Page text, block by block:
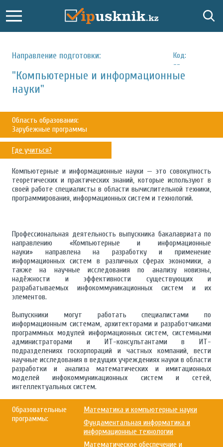
Направление подготовки:
Код:
--
"Компьютерные и информационные
науки"
Область образования:
Зарубежные программы
Где учиться?
Компьютерные и информационные науки — это совокупность
теоретических и практических знаний, которые используют в
своей работе специалисты в области вычислительной техники,
программирования, информационных систем и технологий.
Профессиональная деятельность выпускника бакалавриата по
направлению «Компьютерные и информационные
науки» направлена на разработку и применение
информационных систем в различных сферах экономики, а
также на научные исследования по анализу новизны,
надёжности и эффективности существующих и
разрабатываемых инфокоммуникационных систем и их
элементов.
Выпускники могут работать специалистами по
информационным системам, архитекторами и разработчиками
программных модулей информационных систем, системными
администраторами и ИТ-консультантами в ИТ-
подразделениях госкорпораций и частных компаний, вести
научные исследования в ведущих учреждениях науки в области
разработки и анализа математических и имитационных
моделей инфокоммуникационных систем и сетей,
интеллектуальных систем.
Образовательные
программы:
Математика и компьютерные науки
Фундаментальная информатика и
информационные технологии
Математическое обеспечение и